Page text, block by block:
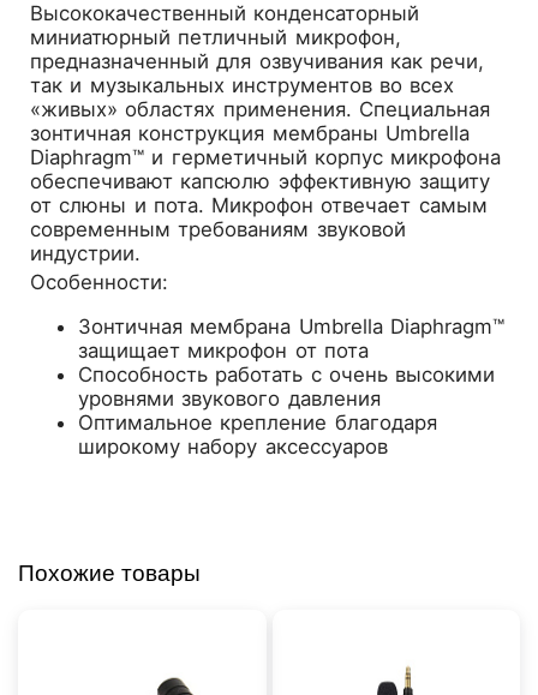
Высококачественный конденсаторный
миниатюрный петличный микрофон,
предназначенный для озвучивания как речи,
так и музыкальных инструментов во всех
«живых» областях применения. Специальная
зонтичная конструкция мембраны Umbrella
Diaphragm™ и герметичный корпус микрофона
обеспечивают капсюлю эффективную защиту
от слюны и пота. Микрофон отвечает самым
современным требованиям звуковой
индустрии.
Особенности:
Зонтичная мембрана Umbrella Diaphragm™
защищает микрофон от пота
Способность работать с очень высокими
уровнями звукового давления
Оптимальное крепление благодаря
широкому набору аксессуаров
Похожие товары